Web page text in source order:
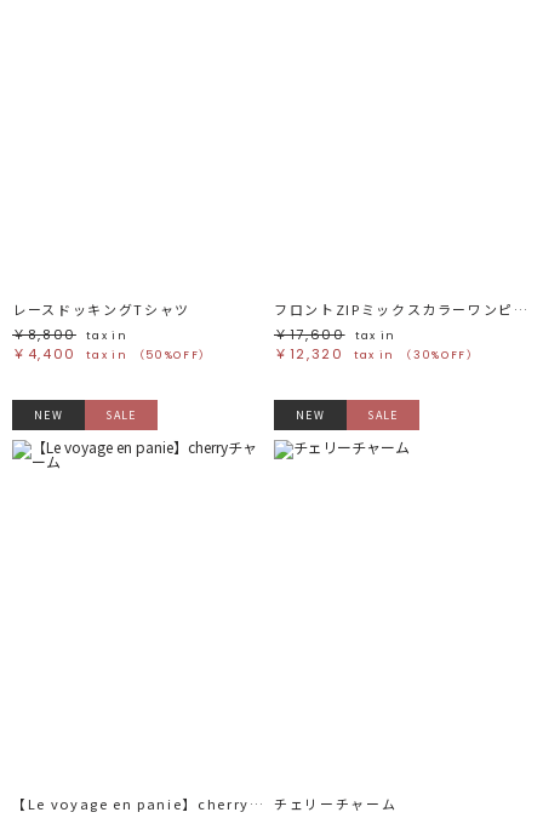
レースドッキングTシャツ
￥8,800
tax in
￥4,400 tax in （50%OFF）
フロントZIPミックスカラーワンピース
￥17,600
tax in
￥12,320 tax in （30%OFF）
NEW SALE
【Le voyage en panie】cherryチャーム
NEW SALE
チェリーチャーム